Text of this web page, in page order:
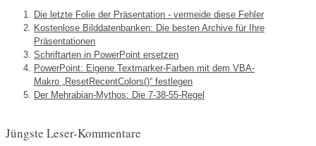
Die letzte Folie der Präsentation - vermeide diese Fehler
Kostenlose Bilddatenbanken: Die besten Archive für Ihre
Präsentationen
Schriftarten in PowerPoint ersetzen
PowerPoint: Eigene Textmarker-Farben mit dem VBA-
Makro „ResetRecentColors()“ festlegen
Der Mehrabian-Mythos: Die 7-38-55-Regel
Jüngste Leser-Kommentare